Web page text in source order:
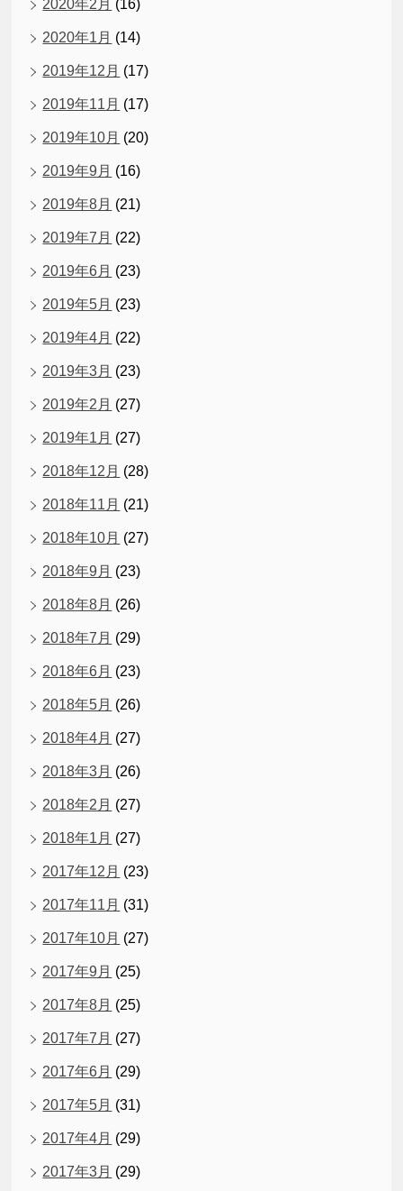
2020年2月 (16)
2020年1月 (14)
2019年12月 (17)
2019年11月 (17)
2019年10月 (20)
2019年9月 (16)
2019年8月 (21)
2019年7月 (22)
2019年6月 (23)
2019年5月 (23)
2019年4月 (22)
2019年3月 (23)
2019年2月 (27)
2019年1月 (27)
2018年12月 (28)
2018年11月 (21)
2018年10月 (27)
2018年9月 (23)
2018年8月 (26)
2018年7月 (29)
2018年6月 (23)
2018年5月 (26)
2018年4月 (27)
2018年3月 (26)
2018年2月 (27)
2018年1月 (27)
2017年12月 (23)
2017年11月 (31)
2017年10月 (27)
2017年9月 (25)
2017年8月 (25)
2017年7月 (27)
2017年6月 (29)
2017年5月 (31)
2017年4月 (29)
2017年3月 (29)